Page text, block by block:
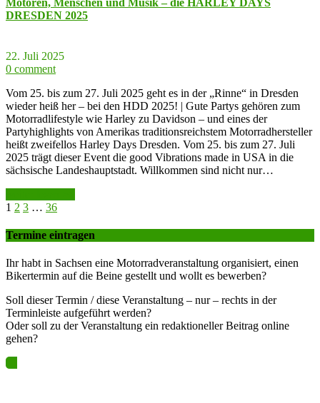
DRESDEN 2025
22. Juli 2025
0 comment
Vom 25. bis zum 27. Juli 2025 geht es in der „Rinne“ in Dresden
wieder heiß her – bei den HDD 2025! | Gute Partys gehören zum
Motorradlifestyle wie Harley zu Davidson – und eines der
Partyhighlights von Amerikas traditionsreichstem Motorradhersteller
heißt zweifellos Harley Days Dresden. Vom 25. bis zum 27. Juli
2025 trägt dieser Event die good Vibrations made in USA in die
sächsische Landeshauptstadt. Willkommen sind nicht nur…
1 2 3 … 36
Termine eintragen
Ihr habt in Sachsen eine Motorradveranstaltung organisiert, einen
Bikertermin auf die Beine gestellt und wollt es bewerben?
Soll dieser Termin / diese Veranstaltung – nur – rechts in der
Terminleiste aufgeführt werden?
Oder soll zu der Veranstaltung ein redaktioneller Beitrag online
gehen?